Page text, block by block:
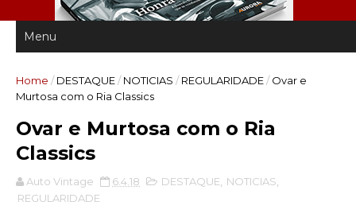
Home / DESTAQUE/ NOTICIAS / REGULARIDADE/ Ovar e
Murtosa com o Ria Classics
Ovar e Murtosa com o Ria
Classics
Auto Vintage 6.4.18 DESTAQUE NOTICIAS
REGULARIDADE